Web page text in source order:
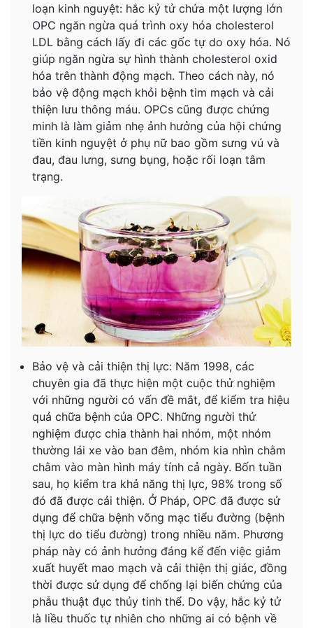
loạn kinh nguyệt: hắc kỷ tử chứa một lượng lớn
OPC ngăn ngừa quá trình oxy hóa cholesterol
LDL bằng cách lấy đi các gốc tự do oxy hóa. Nó
giúp ngăn ngừa sự hình thành cholesterol oxid
hóa trên thành động mạch. Theo cách này, nó
bảo vệ động mạch khỏi bệnh tim mạch và cải
thiện lưu thông máu. OPCs cũng được chứng
minh là làm giảm nhẹ ảnh hưởng của hội chứng
tiền kinh nguyệt ở phụ nữ bao gồm sưng vú và
đau, đau lưng, sưng bụng, hoặc rối loạn tâm
trạng.
Bảo vệ và cải thiện thị lực: Năm 1998, các
chuyên gia đã thực hiện một cuộc thử nghiệm
với những người có vấn đề mắt, để kiểm tra hiệu
quả chữa bệnh của OPC. Những người thử
nghiệm được chia thành hai nhóm, một nhóm
thường lái xe vào ban đêm, nhóm kia nhìn chằm
chằm vào màn hình máy tính cả ngày. Bốn tuần
sau, họ kiểm tra khả năng thị lực, 98% trong số
đó đã được cải thiện. Ở Pháp, OPC đã được sử
dụng để chữa bệnh võng mạc tiểu đường (bệnh
thị lực do tiểu đường) trong nhiều năm. Phương
pháp này có ảnh hưởng đáng kể đến việc giảm
xuất huyết mao mạch và cải thiện thị giác, đồng
thời được sử dụng để chống lại biến chứng của
phẫu thuật đục thủy tinh thể. Do vậy, hắc kỷ tử
là liều thuốc tự nhiên cho những ai có bệnh về